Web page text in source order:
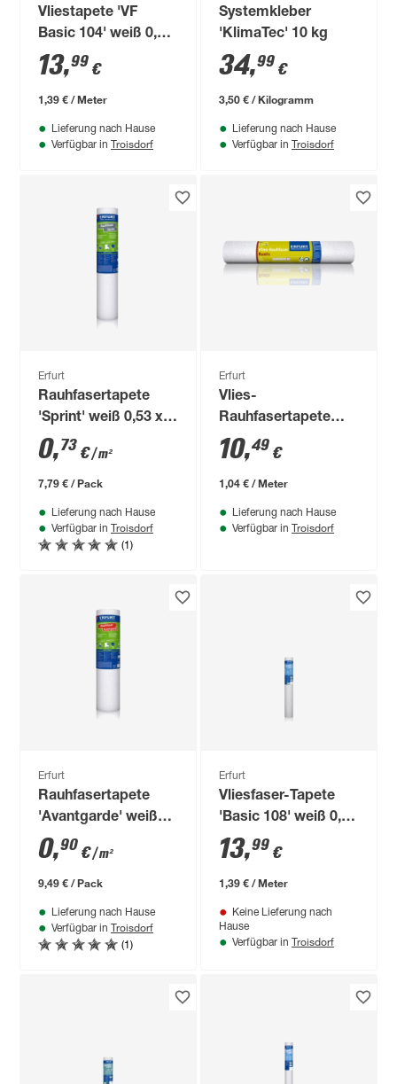
Vliestapete 'VF
Basic 104' weiß 0,53
x 10,05 m
13,99 €
1,39 € / Meter
Lieferung nach Hause
Verfügbar in Troisdorf
Systemkleber
'KlimaTec' 10 kg
34,99 €
3,50 € / Kilogramm
Lieferung nach Hause
Verfügbar in Troisdorf
Erfurt
Rauhfasertapete
'Sprint' weiß 0,53 x
20 m
0,73 €/ m²
7,79 € / Pack
Lieferung nach Hause
Verfügbar in Troisdorf
(1)
Erfurt
Vlies-
Rauhfasertapete
'Rustic' weiß 0,53 x
10 m
10,49 €
1,04 € / Meter
Lieferung nach Hause
Verfügbar in Troisdorf
Erfurt
Rauhfasertapete
'Avantgarde' weiß
0,53 x 20 m
0,90 €/ m²
9,49 € / Pack
Lieferung nach Hause
Verfügbar in Troisdorf
(1)
Erfurt
Vliesfaser-Tapete
'Basic 108' weiß 0,53
x 10,05 m
13,99 €
1,39 € / Meter
Keine Lieferung nach
Hause
Verfügbar in Troisdorf